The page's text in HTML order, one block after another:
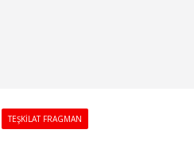
TEŞKILAT FRAGMAN